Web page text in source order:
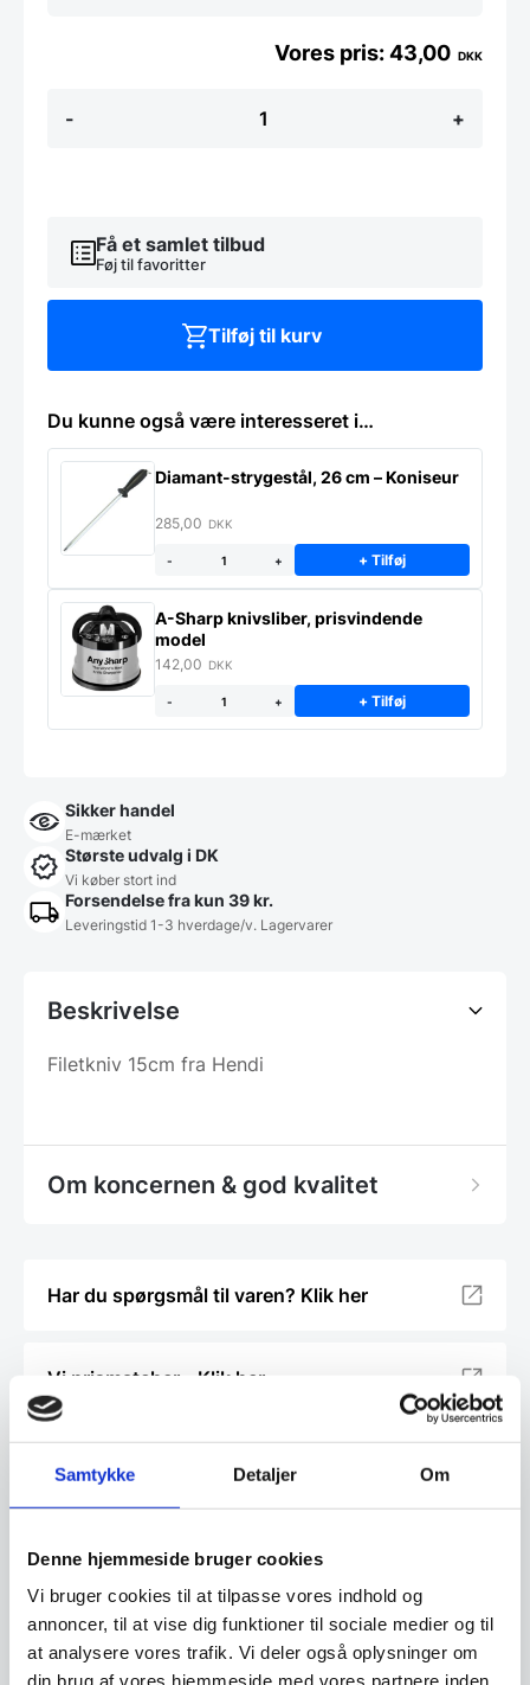
Samtykke Detaljer Om
Denne hjemmeside bruger cookies
Vi bruger cookies til at tilpasse vores indhold og
annoncer, til at vise dig funktioner til sociale medier og til
at analysere vores trafik. Vi deler også oplysninger om
din brug af vores hjemmeside med vores partnere inden
-
15cm
+
43,00 DKK
Få et samlet tilbud
Føj til favoritter
Tilføj til kurv
Du kunne også være interesseret i…
Diamant-strygestål, 26 cm – Koniseur
285,00 DKK
- + + Tilføj
A-Sharp knivsliber, prisvindende
model
142,00 DKK
- + + Tilføj
Sikker handel
E-mærket
Største udvalg i DK
Vi køber stort ind
Forsendelse fra kun 39 kr.
Leveringstid 1-3 hverdage/v. Lagervarer
Beskrivelse
Filetkniv 15cm fra Hendi
Om koncernen & god kvalitet
Har du spørgsmål til varen? Klik her
Vi prismatcher - Klik her
Relaterede varer